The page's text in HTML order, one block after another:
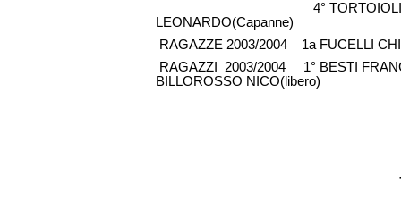
4° TORTOIOLI
LEONARDO(Capanne)
RAGAZZE 2003/2004 1a FUCELLI
RAGAZZI 2003/2004 1° BESTI
BILLOROSSO NICO(libero)